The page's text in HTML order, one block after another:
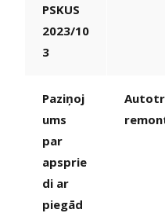
PSKUS
2023/10
3
Paziņoj
ums
par
apsprie
di ar
piegād